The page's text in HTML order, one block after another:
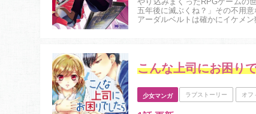
やり込みまくったRPGゲームの
五年後に滅ぶくね？」その不用
アーダルベルトは確かにイケメ
こんな上司にお困り
少女マンガ ラブストーリー オフ